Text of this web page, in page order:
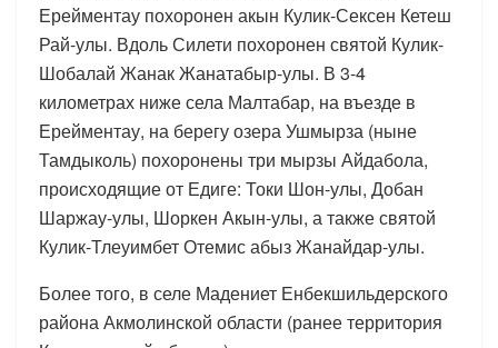
Ерейментау похоронен акын Кулик-Сексен Кетеш
Рай-улы. Вдоль Силети похоронен святой Кулик-
Шобалай Жанак Жанатабыр-улы. В 3-4
километрах ниже села Малтабар, на въезде в
Ерейментау, на берегу озера Ушмырза (ныне
Тамдыколь) похоронены три мырзы Айдабола,
происходящие от Едиге: Токи Шон-улы, Добан
Шаржау-улы, Шоркен Акын-улы, а также святой
Кулик-Тлеуимбет Отемис абыз Жанайдар-улы.
Более того, в селе Мадениет Енбекшильдерского
района Акмолинской области (ранее территория